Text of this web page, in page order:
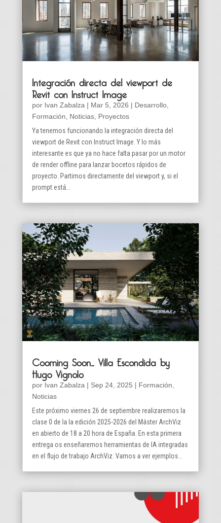
Integración directa del viewport de
Revit con Instruct Image
por Ivan Zabalza | Mar 5, 2026 | Desarrollo,
Formación
Noticias, Proyectos
Ya tenemos funcionando la integración directa del
viewport de Revit con Instruct Image. Y lo más
interesante es que ya no hace falta pasar por un motor
de render offline para lanzar bocetos rápidos de
proyecto. Partimos directamente del viewport y, si el
prompt está...
Cooming Soon… Villa Escondida by
Hugo Vignolo
por Ivan Zabalza | Sep 24, 2025 | Formación
Noticias
Este próximo viernes 26 de septiembre realizaremos la
clase 0 de la la edición 2025-2026 del Máster ArchViz
en abierto de 18 a 20 hora de España. En esta primera
entrega os enseñaremos herramientas de IA integradas
en el flujo de trabajo ArchViz. Vamos a ver ejemplos...